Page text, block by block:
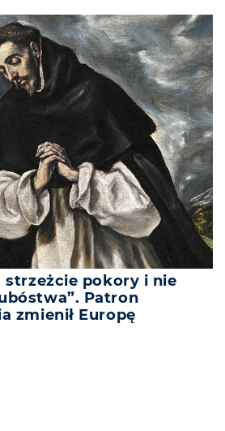
strzeżcie pokory i nie
Patron
zmienił Europę